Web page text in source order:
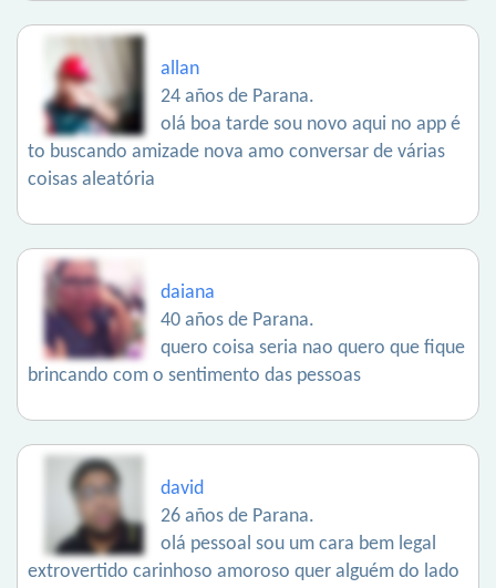
allan
24 años de Parana.
olá boa tarde sou novo aqui no app é
to buscando amizade nova amo conversar de várias
coisas aleatória
daiana
40 años de Parana.
quero coisa seria nao quero que fique
brincando com o sentimento das pessoas
david
26 años de Parana.
olá pessoal sou um cara bem legal
extrovertido carinhoso amoroso quer alguém do lado